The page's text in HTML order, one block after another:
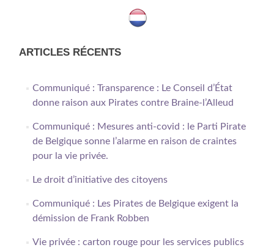
ARTICLES RÉCENTS
Communiqué : Transparence : Le Conseil d’État
donne raison aux Pirates contre Braine-l’Alleud
Communiqué : Mesures anti-covid : le Parti Pirate
de Belgique sonne l’alarme en raison de craintes
pour la vie privée.
Le droit d’initiative des citoyens
Communiqué : Les Pirates de Belgique exigent la
démission de Frank Robben
Vie privée : carton rouge pour les services publics